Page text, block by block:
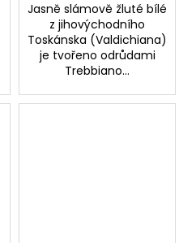
Jasně slámově žluté bílé
z jihovýchodního
Toskánska (Valdichiana)
je tvořeno odrůdami
Trebbiano...